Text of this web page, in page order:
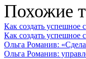
Похожие
Как создать успешное
Как создать успешное
Ольга Романив:
Ольга Романив: